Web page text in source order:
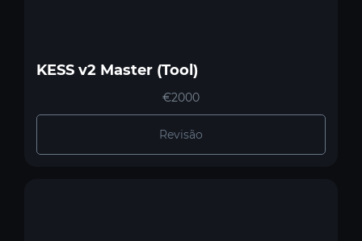
KESS v2 Master (Tool)
€2000
Revisão